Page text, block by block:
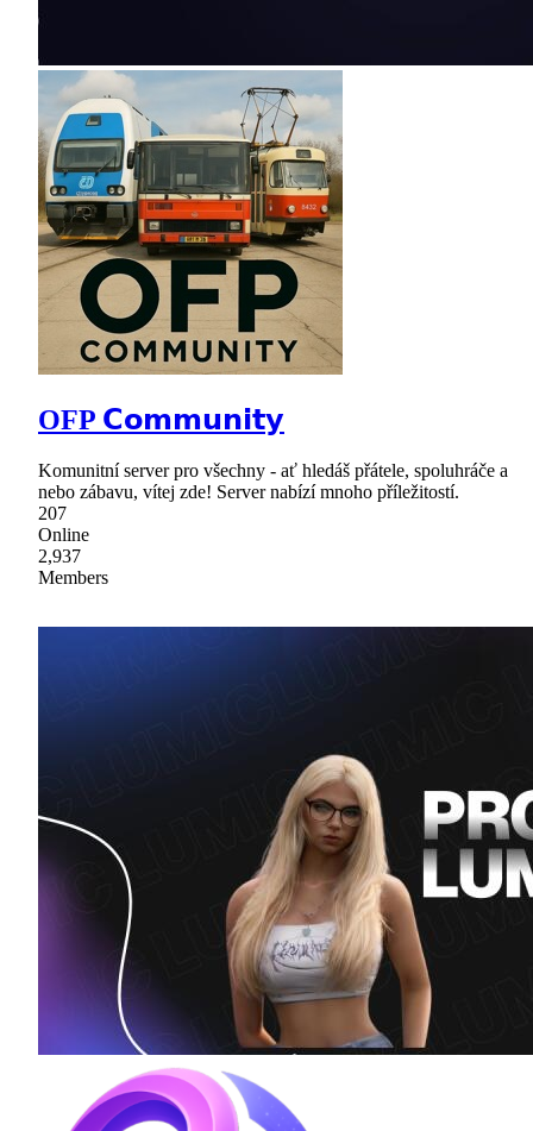
OFP 𝗖𝗼𝗺𝗺𝘂𝗻𝗶𝘁𝘆
Komunitní server pro všechny - ať hledáš přátele, spoluhráče a
nebo zábavu, vítej zde! Server nabízí mnoho příležitostí.
207
Online
2,937
Members